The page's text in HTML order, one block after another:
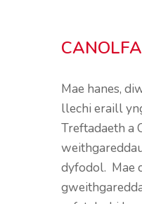
Mae hanes,
llechi eraill
Treftadaeth a
dyfodol. Mae